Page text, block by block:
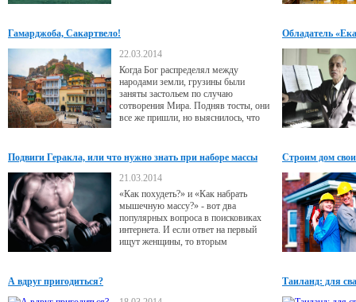
Гамарджоба, Сакартвело!
22.03.2014
Когда Бог распределял между
народами земли, грузины были
заняты застольем по случаю
сотворения Мира. Подняв тосты, они
все же пришли, но выяснилось, что
Обладатель
Подвиги Геракла, или что нужно знать при наборе массы
21.03.2014
«Как похудеть?» и «Как набрать
мышечную массу?» - вот два
популярных вопроса в поисковиках
интернета. И если ответ на первый
ищут женщины, то вторым
Строим дом
А вдруг пригодиться?
Таиланд: для